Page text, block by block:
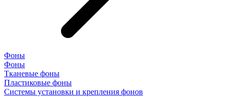
Фоны
Фоны
Тканевые фоны
Пластиковые фоны
Системы установки и крепления фонов